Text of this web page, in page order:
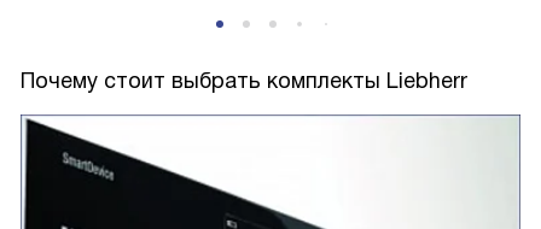
Почему стоит выбрать комплекты Liebherr